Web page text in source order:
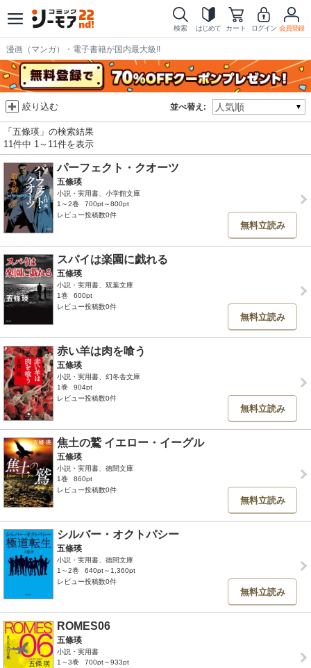
検索 はじめて カート ログイン 会員登録
漫画（マンガ）・電子書籍が国内最大級!!
並べ替え:
絞り込む
「五條瑛」の検索結果
11件中 1～11件を表示
パーフェクト・クオーツ
五條瑛
小説・実用書、小学館文庫
1～2巻
700pt～800pt
レビュー投稿数0件
無料立読み
スパイは楽園に戯れる
五條瑛
小説・実用書、双葉文庫
1巻
600pt
レビュー投稿数0件
無料立読み
赤い羊は肉を喰う
五條瑛
小説・実用書、幻冬舎文庫
1巻
904pt
レビュー投稿数0件
無料立読み
焦土の鷲 イエロー・イーグル
五條瑛
小説・実用書、徳間文庫
1巻
860pt
レビュー投稿数0件
無料立読み
シルバー・オクトパシー
五條瑛
小説・実用書、徳間文庫
1～2巻
640pt～1,360pt
レビュー投稿数0件
無料立読み
ROMES06
五條瑛
小説・実用書
1～3巻
700pt～933pt